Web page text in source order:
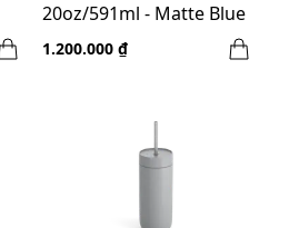
20oz/591ml - Matte Blue
Stone
1.200.000 ₫